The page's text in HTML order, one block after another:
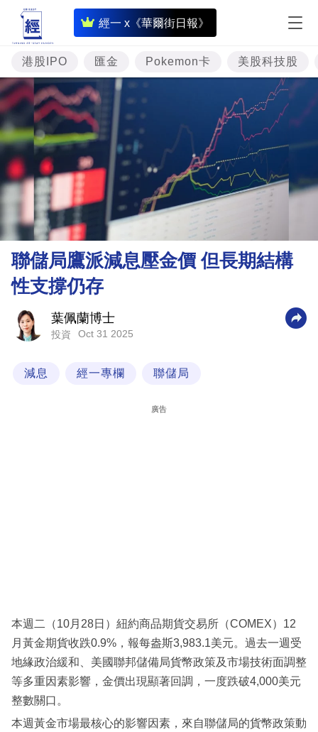
經一 x《華爾街日報》
即
時
財
經
專
題
資
樓
理
財
商
業
科
區
港股IPO 匯金 Pokemon卡 美股科技股
聯儲局鷹派減息壓金價 但長期結構
性支撐仍存
葉佩蘭博士
投資 Oct 31 2025
減息 經一專欄 聯儲局
廣告
本週二（10月28日）紐約商品期貨交易所（COMEX）12
月黃金期貨收跌0.9%，報每盎斯3,983.1美元。過去一週受
地緣政治緩和、美國聯邦儲備局貨幣政策及市場技術面調整
等多重因素影響，金價出現顯著回調，一度跌破4,000美元
整數關口。
本週黃金市場最核心的影響因素，來自聯儲局的貨幣政策動